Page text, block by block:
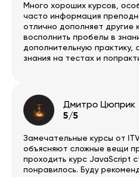
Много хороших курсов,
часто информация
отлично дополняет другие
восполнить пробелы в
дополнительную практику,
знания на тестах и
тренажерах. Отдельно
Дмитро Цюприк
5/5
Замечательные курсы от
объясняют сложные вещи
проходить курс JavaScript
понравилось. Буду